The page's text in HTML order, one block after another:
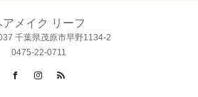
アメイク リーフ
千葉県茂原市早野1134-2
0475-22-0711
FacebookInstagram